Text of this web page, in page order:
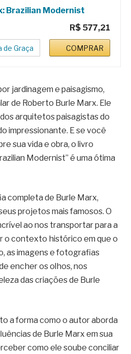
Brazilian Modernist
R$ 577,21
de Graça COMPRAR
jardinagem e paisagismo,
de Roberto Burle Marx. Ele
arquitetos paisagistas do
impressionante. E se você
sua vida e obra, o livro
Modernist” é uma ótima
completa de Burle Marx,
projetos mais famosos. O
ao nos transportar para a
o contexto histórico em que o
as imagens e fotografias
encher os olhos, nos
das criações de Burle
a forma como o autor aborda
de Burle Marx em sua
como ele soube conciliar